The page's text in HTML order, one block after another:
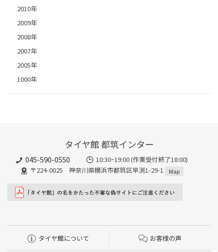
2010年
2009年
2008年
2007年
2005年
1000年
タイヤ館 都筑インター
045-590-0550
10:30~19:00 (作業受付終了18:00)
〒224-0025 神奈川県横浜市都筑区早渕1-29-1
Map
タイヤ館について お客様の声